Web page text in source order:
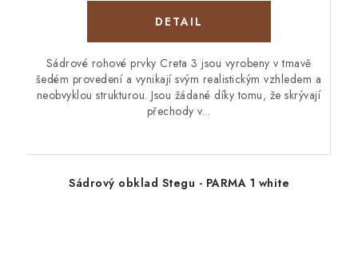
Sádrové rohové prvky Creta 3 jsou vyrobeny v tmavě
šedém provedení a vynikají svým realistickým vzhledem a
neobvyklou strukturou. Jsou žádané díky tomu, že skrývají
přechody v...
Sádrový obklad Stegu - PARMA 1 white